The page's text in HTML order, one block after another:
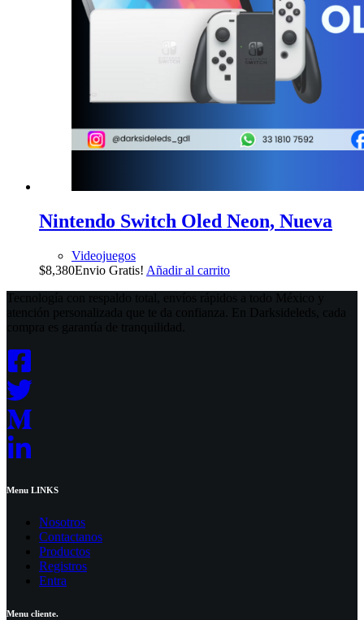
Nintendo Switch Oled Neon, Nueva
Videojuegos
$8,380Envio Gratis! Añadir al carrito
Tecnología con respaldo total, envíos rápidos a todo México y
atención personalizada que te da confianza. En Darksideleds, cada
compra es garantía de tranquilidad.
Menu LINKS
Nosotros
Contactanos
Productos
Registros
Entra
Menu cliente.